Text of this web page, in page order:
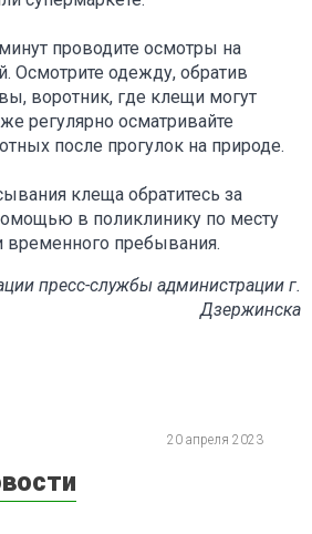
проводите осмотры на
Осмотрите одежду, обратив
воротник, где клещи могут
регулярно осматривайте
после прогулок на природе.
клеща обратитесь за
в поликлинику по месту
временного пребывания.
пресс-службы администрации г.
Дзержинска
20 апреля 2023